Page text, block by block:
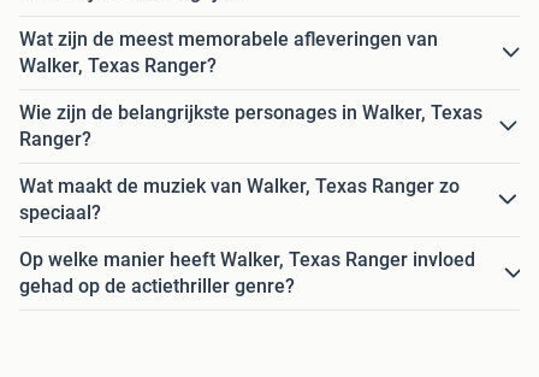
Wat zijn de meest memorabele afleveringen van
Walker, Texas Ranger?
Wie zijn de belangrijkste personages in Walker, Texas
Ranger?
Wat maakt de muziek van Walker, Texas Ranger zo
speciaal?
Op welke manier heeft Walker, Texas Ranger invloed
gehad op de actiethriller genre?